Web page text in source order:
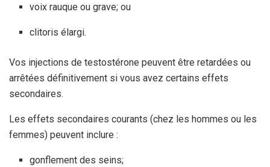
voix rauque ou grave; ou
clitoris élargi.
Vos injections de testostérone peuvent être retardées ou
arrêtées définitivement si vous avez certains effets
secondaires.
Les effets secondaires courants (chez les hommes ou les
femmes) peuvent inclure :
gonflement des seins;